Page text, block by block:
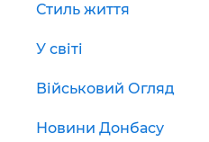
Стиль життя
У світі
Військовий Огляд
Новини Донбасу